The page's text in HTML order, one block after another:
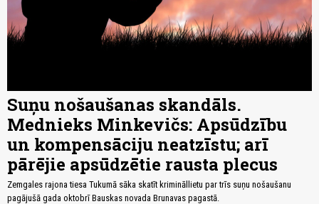
Suņu nošaušanas skandāls.
Mednieks Minkevičs: Apsūdzību
un kompensāciju neatzīstu; arī
pārējie apsūdzētie rausta plecus
Zemgales rajona tiesa Tukumā sāka skatīt krimināllietu par trīs suņu nošaušanu
pagājušā gada oktobrī Bauskas novada Brunavas pagastā.